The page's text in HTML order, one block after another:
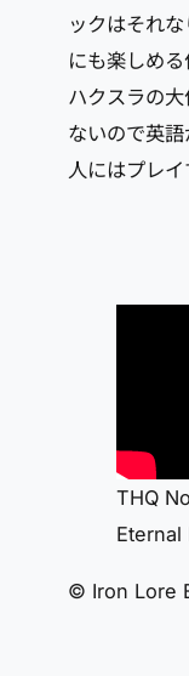
ックはそれ
にも楽しめる
ハクスラの
ないので英
人にはプレイ
THQ
Eternal
© Iron Lore